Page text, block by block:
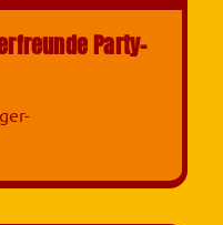
Party-